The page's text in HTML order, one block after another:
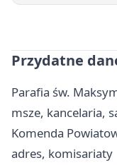
Przydatne
Parafia św.
msze, kancelaria,
Komenda
adres, komisariaty